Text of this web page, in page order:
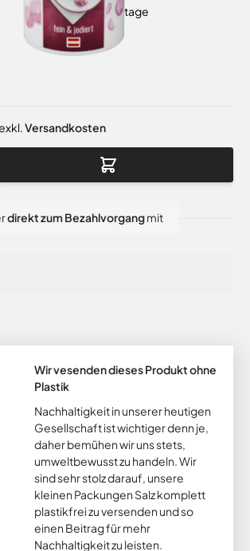
2-3 Werktage
Versandkosten
direkt zum Bezahlvorgangmit
Wir vesenden dieses Produkt ohne
Plastik
Nachhaltigkeit in unserer heutigen
Gesellschaft ist wichtiger denn je,
daher bemühen wir uns stets,
umweltbewusst zu handeln. Wir
sind sehr stolz darauf, unsere
kleinen Packungen Salz komplett
plastikfrei zu versenden und so
einen Beitrag für mehr
Nachhaltigkeit zu leisten.